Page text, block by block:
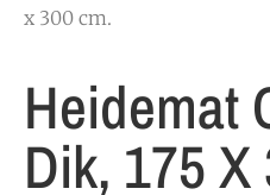
x 300 cm.
Heidemat
Dik, 175